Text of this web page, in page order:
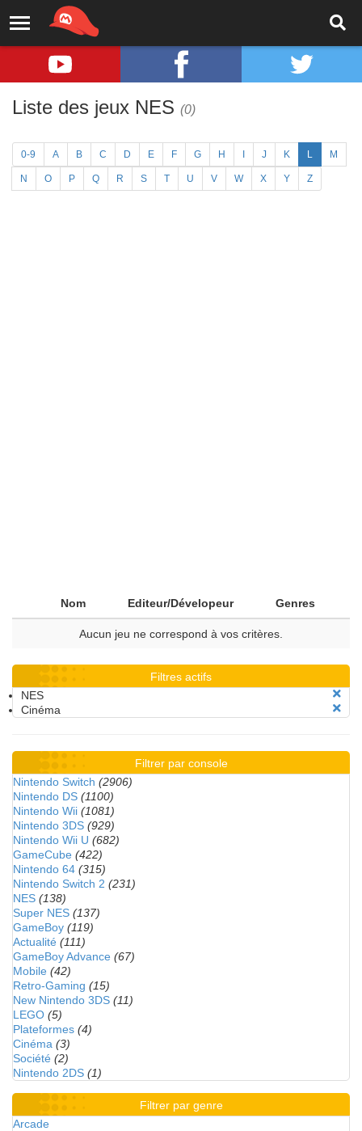
Liste des jeux NES (0)
0-9 A B C D E F G H J K L M
N O P Q R S T U V W X Y Z
Nom Editeur/Dévelopeur Genres
Aucun jeu ne correspond à vos critères.
Filtres actifs
NES
Cinéma
Filtrer par console
Nintendo Switch (2906)
Nintendo DS (1100)
Nintendo Wii (1081)
Nintendo 3DS (929)
Nintendo Wii U (682)
GameCube (422)
Nintendo 64 (315)
Nintendo Switch 2 (231)
NES (138)
Super NES (137)
GameBoy (119)
Actualité (111)
GameBoy Advance (67)
Mobile (42)
Retro-Gaming (15)
New Nintendo 3DS (11)
LEGO (5)
Plateformes (4)
Cinéma (3)
Société (2)
Nintendo 2DS (1)
Filtrer par genre
Arcade